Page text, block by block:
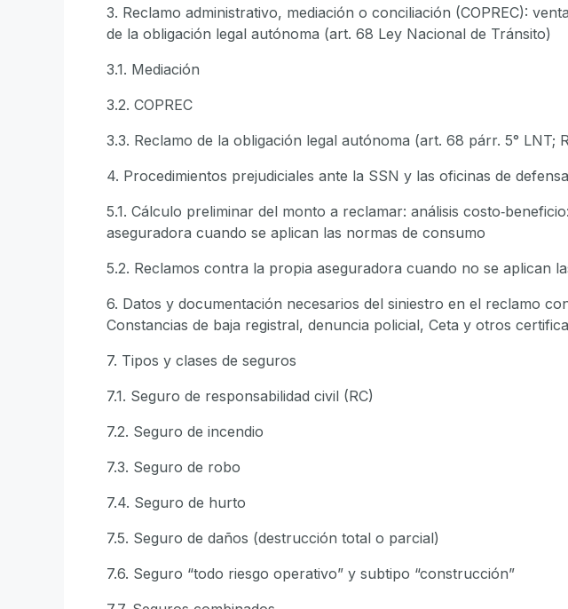
3. Reclamo administrativo, mediación o conciliación (COPREC):
de la obligación legal autónoma (art. 68 Ley Nacional de Tránsito)
3.1. Mediación
3.2. COPREC
3.3. Reclamo de la obligación legal autónoma (art. 68 párr. 5° LNT;
4. Procedimientos prejudiciales ante la SSN y las oficinas de
5.1. Cálculo preliminar del monto a reclamar: análisis
aseguradora cuando se aplican las normas de consumo
5.2. Reclamos contra la propia aseguradora cuando no se aplican
6. Datos y documentación necesarios del siniestro en el reclamo
Constancias de baja registral, denuncia policial, Ceta y otros
7. Tipos y clases de seguros
7.1. Seguro de responsabilidad civil (RC)
7.2. Seguro de incendio
7.3. Seguro de robo
7.4. Seguro de hurto
7.5. Seguro de daños (destrucción total o parcial)
7.6. Seguro “todo riesgo operativo” y subtipo “construcción”